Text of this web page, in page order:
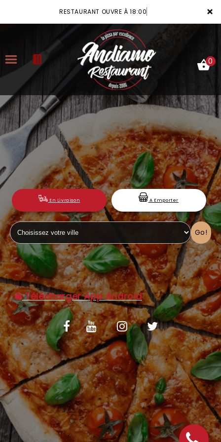
×
RESTAURANT OUVRE À 18:00
ACCUEIL
LA CARTE
VOTRE COMPTE
NOTRE RESTAURANT
VOS AVIS
MENTIONS LÉGALES
C.G.V
0
En Livraison A Emporter
Go!
Télécharger App Android